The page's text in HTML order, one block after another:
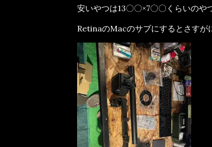
安いやつは13〇〇×7〇〇くらいのや
RetinaのMacのサブにするとさすが